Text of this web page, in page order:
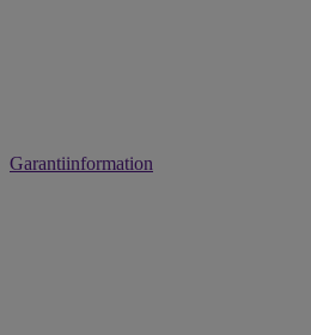
Garantiinformation